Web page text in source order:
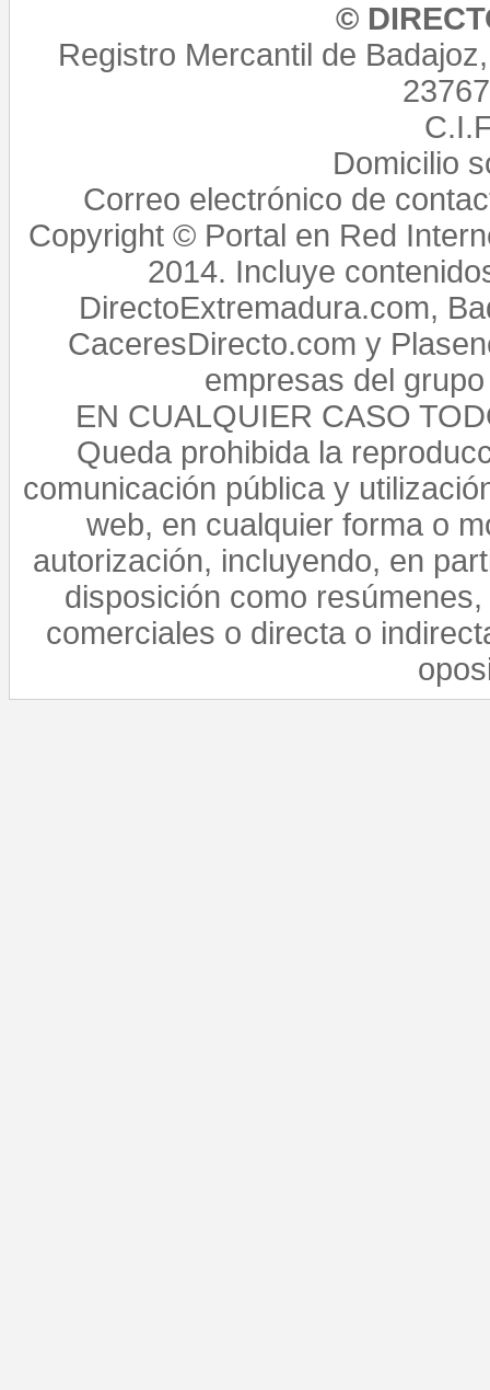
©
Registro Mercantil de
Domicilio
Correo electrónico de
Copyright © Portal en Red
2014. Incluye
DirectoExtremadura.com,
CaceresDirecto.com y
empresas del
EN CUALQUIER CASO
Queda prohibida la
comunicación pública y
web, en cualquier forma o
autorización, incluyendo, en
disposición como
comerciales o directa o